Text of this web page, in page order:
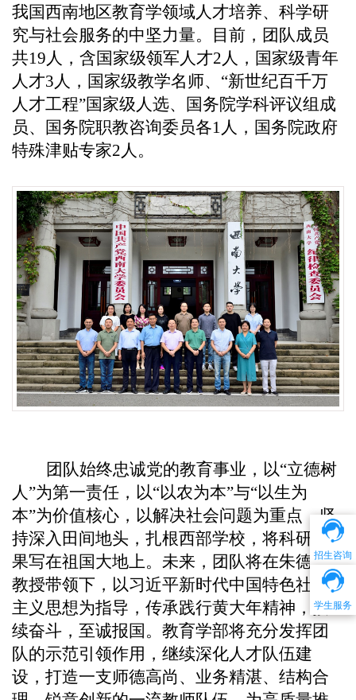
招生咨询
学生服务
我国西南地区教育学领域人才培养、科学研
究与社会服务的中坚力量。目前，团队成员
共19人，含国家级领军人才2人，国家级青年
人才3人，国家级教学名师、“新世纪百千万
人才工程”国家级人选、国务院学科评议组成
员、国务院职教咨询委员各1人，国务院政府
特殊津贴专家2人。
团队始终忠诚党的教育事业，以“立德树
人”为第一责任，以“以农为本”与“以生为
本”为价值核心，以解决社会问题为重点，坚
持深入田间地头，扎根西部学校，将科研成
果写在祖国大地上。未来，团队将在朱德全
教授带领下，以习近平新时代中国特色社会
主义思想为指导，传承践行黄大年精神，接
续奋斗，至诚报国。教育学部将充分发挥团
队的示范引领作用，继续深化人才队伍建
设，打造一支师德高尚、业务精湛、结构合